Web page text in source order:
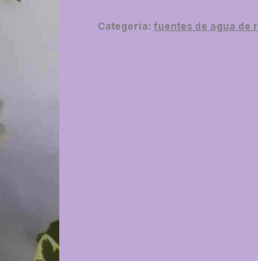
Categoría: fuentes de agua de